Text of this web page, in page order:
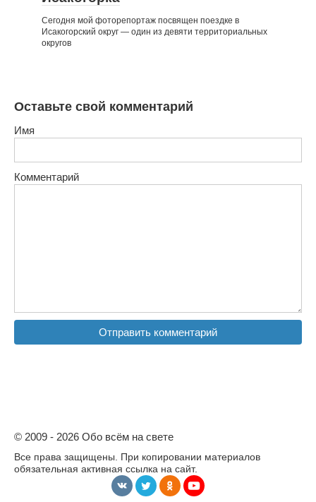
Сегодня мой фоторепортаж посвящен поездке в
Исакогорский округ — один из девяти территориальных
округов
Оставьте свой комментарий
Имя
Комментарий
© 2009 - 2026 Обо всём на свете
Все права защищены. При копировании материалов
обязательная активная ссылка на сайт.